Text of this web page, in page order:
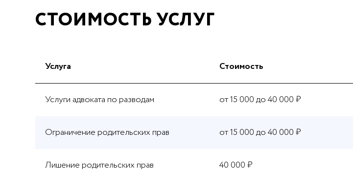
СТОИМОСТЬ УСЛУГ
Услуга Стоимость
Услуги адвоката по разводам от 15 000 до 40 000 ₽
Ограничение родительских прав от 15 000 до 40 000 ₽
Лишение родительских прав 40 000 ₽